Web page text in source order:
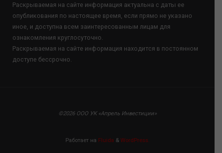
Раскрываемая на сайте информация актуальна с даты ее
опубликования по настоящее время, если прямо не указано
иное, и доступна всем заинтересованным лицам для
ознакомления круглосуточно.
Раскрываемая на сайте информация находится в постоянном
доступе бессрочно.
©2026 ООО УК «Апрель Инвестиции»
Работает на Fluida & WordPress.